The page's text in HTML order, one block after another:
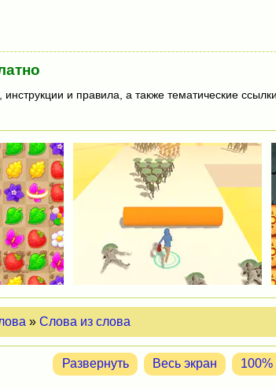
и правила, а также тематические
» Слова из слова
Развернуть Весь экран 100%